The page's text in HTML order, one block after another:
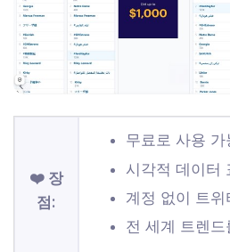
❤️ 장
점:
무료로 사용 가
시각적 데이터
계정 없이 트
전 세계 트렌